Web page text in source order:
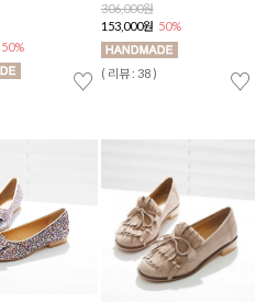
♡
50%
♡
306,000원
153,000원 50%
( 리뷰 : 38 )